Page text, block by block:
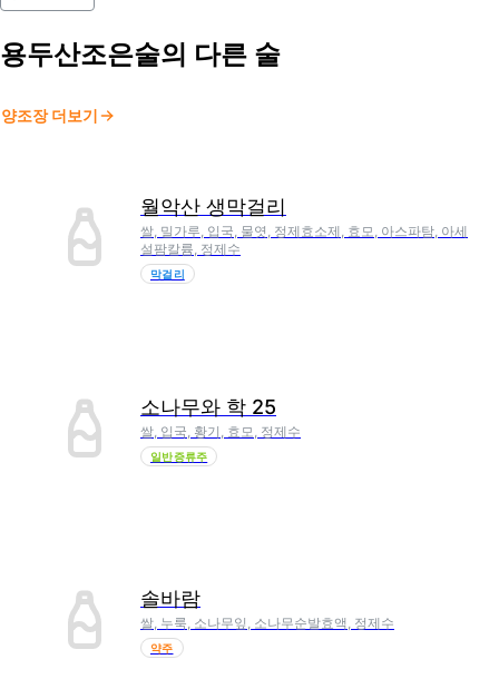
용두산조은술의 다른 술
양조장 더보기
월악산 생막걸리
쌀, 밀가루, 입국, 물엿, 정제효소제, 효모, 아스파탐, 아세
설팜칼륨, 정제수
막걸리
소나무와 학 25
쌀, 입국, 황기, 효모, 정제수
일반증류주
솔바람
쌀, 누룩, 소나무잎, 소나무순발효액, 정제수
약주